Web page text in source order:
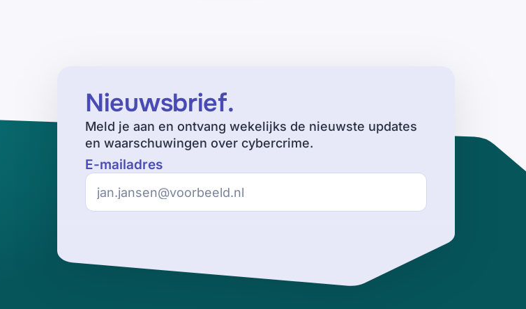
Nieuwsbrief.
Meld je aan en ontvang wekelijks de nieuwste updates
en waarschuwingen over cybercrime.
E-mailadres